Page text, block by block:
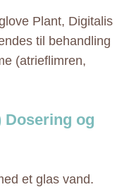
Plant, Digitalis
til behandling
(atrieflimren,
Dosering og
et glas vand.